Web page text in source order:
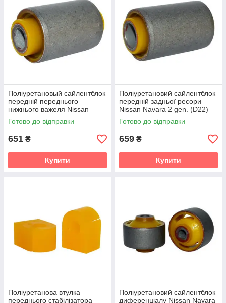
Поліуретановый сайлентблок
передній переднього
нижнього важеля Nissan
Navara 2 gen. (D22) Пікап
(1998-2022) v19
Готово до відправки
651 ₴
Купити
Поліуретановий сайлентблок
передній задньої ресори
Nissan Navara 2 gen. (D22)
Пікап (1998-2022) v19
Готово до відправки
659 ₴
Купити
Поліуретанова втулка
переднього стабілізатора
Поліуретановий сайлентблок
диференціалу Nissan Navara